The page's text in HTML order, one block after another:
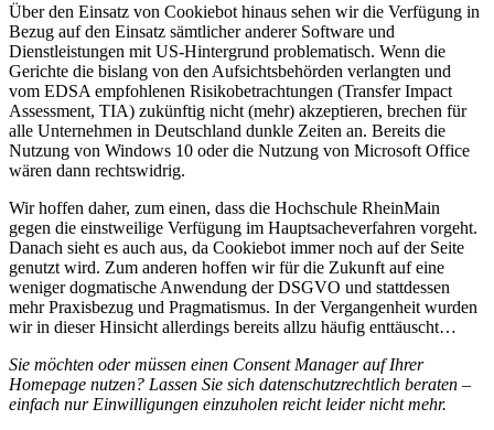
Über den Einsatz von Cookiebot hinaus sehen wir die Verfügung in
Bezug auf den Einsatz sämtlicher anderer Software und
Dienstleistungen mit US-Hintergrund problematisch. Wenn die
Gerichte die bislang von den Aufsichtsbehörden verlangten und
vom EDSA empfohlenen Risikobetrachtungen (Transfer Impact
Assessment, TIA) zukünftig nicht (mehr) akzeptieren, brechen für
alle Unternehmen in Deutschland dunkle Zeiten an. Bereits die
Nutzung von Windows 10 oder die Nutzung von Microsoft Office
wären dann rechtswidrig.
Wir hoffen daher, zum einen, dass die Hochschule RheinMain
gegen die einstweilige Verfügung im Hauptsacheverfahren vorgeht.
Danach sieht es auch aus, da Cookiebot immer noch auf der Seite
genutzt wird. Zum anderen hoffen wir für die Zukunft auf eine
weniger dogmatische Anwendung der DSGVO und stattdessen
mehr Praxisbezug und Pragmatismus. In der Vergangenheit wurden
wir in dieser Hinsicht allerdings bereits allzu häufig enttäuscht…
Sie möchten oder müssen einen Consent Manager auf Ihrer
Homepage nutzen? Lassen Sie sich datenschutzrechtlich beraten –
einfach nur Einwilligungen einzuholen reicht leider nicht mehr.